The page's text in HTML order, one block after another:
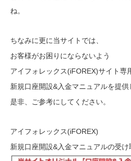
ね。
ちなみに更に当サイトでは、
お客様がお困りにならないよう
アイフォレックス(iFOREX)サイト専
新規口座開設&入金マニュアルを提
是非、ご参考にしてください。
アイフォレックス(iFOREX)
新規口座開設&入金マニュアルの受け